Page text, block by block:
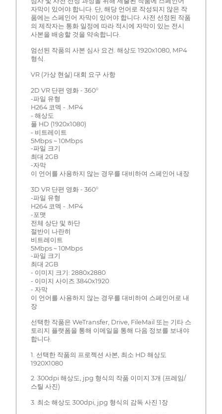
자막이 있어야 합니다. 단, 해당 언어로 작성되지 않은 작
품에는 스페인어 자막이 있어야 합니다. 사전 선정된 작품
의 제작자는 통화 일정에 따라 적시에 자막이 있는 전시
사본을 배송할 것을 약속합니다.
엄선된 작품의 사본 심사 요건. 해상도 1920x1080, MP4
형식.
VR (가상 현실) 대회 요구 사항
2D VR 단편 영화 - 360°
-파일 유형
H264 코덱 - .MP4
- 해상도
풀 HD (1920x1080)
- 비트레이트
5Mbps ~ 10Mbps
-파일 크기
최대 2GB
-자막
이 언어를 사용하지 않는 경우를 대비하여 스페인어 내장
3D VR 단편 영화 - 360°
-파일 유형
H264 코덱 - .MP4
-포맷
전체 상단 및 하단
절반이 나란히
비트레이트
5Mbps ~ 10Mbps
-파일 크기
최대 2GB
- 이미지 크기: 2880x2880
- 이미지 사이즈 3840x1920
- 자막
이 언어를 사용하지 않는 경우를 대비하여 스페인어로 내
장
선택한 작품은 WeTransfer, Drive, FileMail 또는 기타 스
토리지 플랫폼을 통해 이메일을 통해 다음 정보를 보내야
합니다.
1. 선택한 작품의 프로젝션 사본, 최소 HD 해상도
1920X1080
2. 300dpi 해상도, jpg 형식의 작품 이미지 3개 (프레임/
스틸 사진)
3. 최소 해상도 300dpi, jpg 형식의 감독 사진 1장